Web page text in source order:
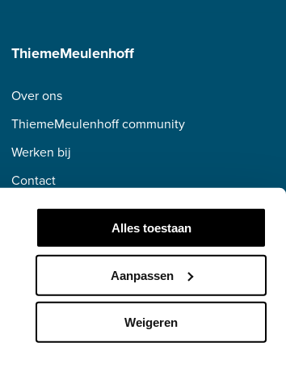
Alles toestaan
Aanpassen
Weigeren
ThiemeMeulenhoff
Over ons
ThiemeMeulenhoff community
Werken bij
Contact